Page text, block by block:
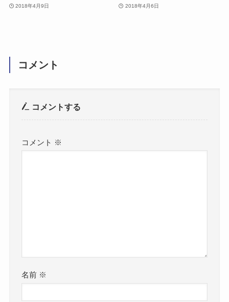
2018年4月9日 2018年4月6日
コメント
コメントする
コメント ※
名前 ※